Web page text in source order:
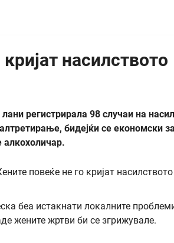
насилството
регистрирала 98 случаи на
бидејќи се економски
алкохоличар.
беа истакнати локалните
жените жртви би се згрижувале.